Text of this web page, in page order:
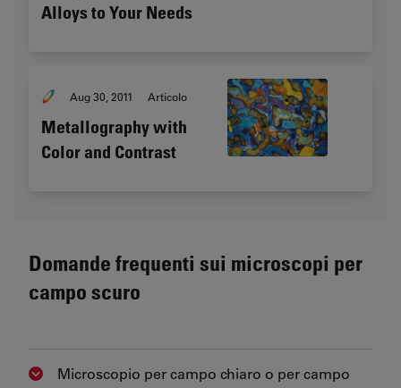
Alloys to Your Needs
Aug 30, 2011 Articolo
Metallography with
Color and Contrast
Domande frequenti sui microscopi per
campo scuro
Show answer
Microscopio per campo chiaro o per campo